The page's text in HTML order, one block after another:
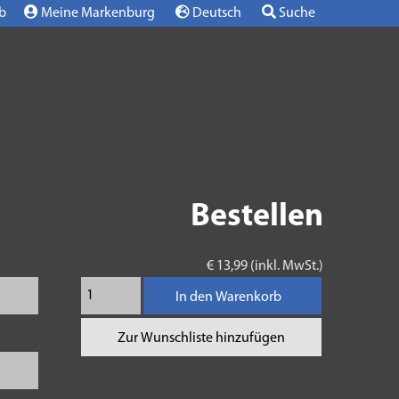
Meine Markenburg Deutsch Suche
Bestellen
€ 13,99 (inkl. MwSt.)
In den Warenkorb
Zur Wunschliste hinzufügen